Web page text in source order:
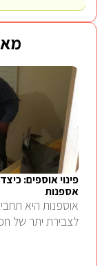
פינוי אוספים:
אספנות
אוספנות היא
לצבירת יתר של